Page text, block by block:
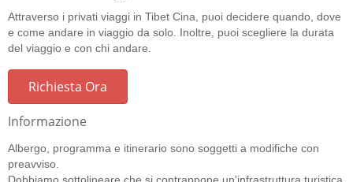
Attraverso i privati viaggi in Tibet Cina, puoi decidere quando, dove
e come andare in viaggio da solo. Inoltre, puoi scegliere la durata
del viaggio e con chi andare.
Richiesta Ora
Informazione
Albergo, programma e itinerario sono soggetti a modifiche con
preavviso.